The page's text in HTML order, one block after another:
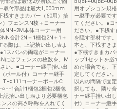
取付部品は最大1,000mm
桟すきまカバー（60用）拾
）フェンスN枚＋コーナー
NN−2M本体コーナー用
合計2N＋1梱包2N＋1＋
際は、上記拾い出し表よ
スパンの両端がコーナー
にはフェンスの枚数を、M
い。■コーナー継手拾い出
ポール付）コーナー継手
T−○111コーナーポールC
合計1梱包2梱包2梱包
記拾い出し表より必要梱包
スの高さ呼称を入れてく
用オプション規
ー継手が必要で
てください。●コ
ださい。●下桟す
を隠す部材です
本と、下桟すき
●下桟すきまカバ
ップ1セットを
めた場合でも、
定してください
以内の間隔で固
択しても、隣り
ナー継手拾い出
付）コーナー継